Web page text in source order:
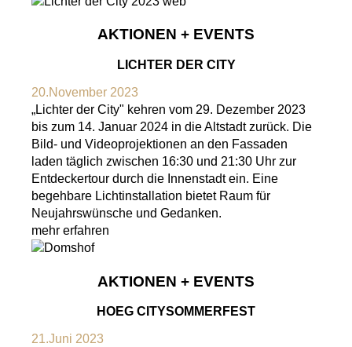
AKTIONEN + EVENTS
LICHTER DER CITY
20.November 2023
„Lichter der City" kehren vom 29. Dezember 2023
bis zum 14. Januar 2024 in die Altstadt zurück. Die
Bild- und Videoprojektionen an den Fassaden
laden täglich zwischen 16:30 und 21:30 Uhr zur
Entdeckertour durch die Innenstadt ein. Eine
begehbare Lichtinstallation bietet Raum für
Neujahrswünsche und Gedanken.
mehr erfahren
AKTIONEN + EVENTS
HOEG CITYSOMMERFEST
21.Juni 2023